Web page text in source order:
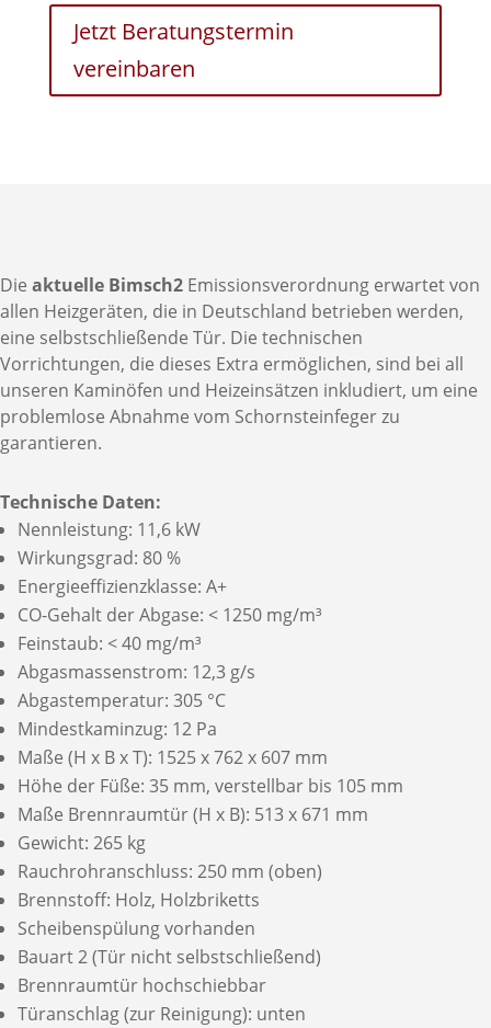
Jetzt Beratungstermin
vereinbaren
Die aktuelle Bimsch2 Emissionsverordnung erwartet von
allen Heizgeräten, die in Deutschland betrieben werden,
eine selbstschließende Tür. Die technischen
Vorrichtungen, die dieses Extra ermöglichen, sind bei all
unseren Kaminöfen und Heizeinsätzen inkludiert, um eine
problemlose Abnahme vom Schornsteinfeger zu
garantieren.
Technische Daten:
Nennleistung: 11,6 kW
Wirkungsgrad: 80 %
Energieeffizienzklasse: A+
CO-Gehalt der Abgase: < 1250 mg/m³
Feinstaub: < 40 mg/m³
Abgasmassenstrom: 12,3 g/s
Abgastemperatur: 305 °C
Mindestkaminzug: 12 Pa
Maße (H x B x T): 1525 x 762 x 607 mm
Höhe der Füße: 35 mm, verstellbar bis 105 mm
Maße Brennraumtür (H x B): 513 x 671 mm
Gewicht: 265 kg
Rauchrohranschluss: 250 mm (oben)
Brennstoff: Holz, Holzbriketts
Scheibenspülung vorhanden
Bauart 2 (Tür nicht selbstschließend)
Brennraumtür hochschiebbar
Türanschlag (zur Reinigung): unten